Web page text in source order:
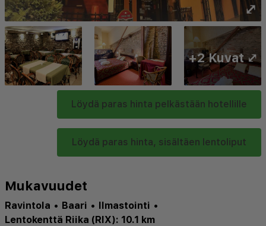
⤢
Löydä paras hinta pelkästään hotellille
Löydä paras hinta, sisältäen lentoliput
+2 Kuvat ⤢
Mukavuudet
Ravintola • Baari • Ilmastointi •
Lentokenttä Riika (RIX): 10.1 km